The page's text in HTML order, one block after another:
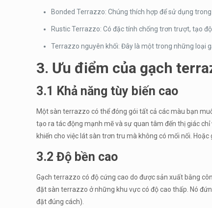
Bonded Terrazzo: Chúng thích hợp để sử dụng
Rustic Terrazzo: Có đặc tính chống trơn trượt, tạo
Terrazzo nguyên khối: Đây là một trong những loại
3. Ưu điểm của gạch
3.1 Khả năng tùy biến cao
Một sàn terrazzo có thể đóng gói tất cả các màu bạn
tạo ra tác động mạnh mẽ và sự quan tâm đến thị giác
khiến cho việc lát sàn trơn tru mà không có mối nối.
3.2 Độ bền cao
Gạch terrazzo có độ cứng cao do được sản xuất bằng
đặt sàn terrazzo ở những khu vực có độ cao thấp. Nó
đặt đúng cách).